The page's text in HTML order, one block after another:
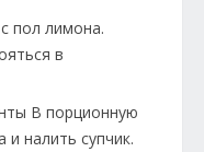
пол лимона.
в
В порционную
и налить супчик.